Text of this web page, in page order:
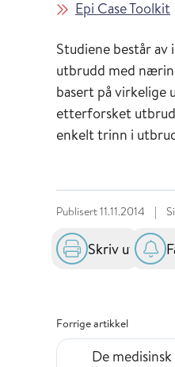
Epi Case Toolkit
Studiene består
utbrudd med
basert på virkelige
etterforsket
enkelt trinn i
Publisert11.11.2014 |
Skriv ut
Forrige artikkel
De